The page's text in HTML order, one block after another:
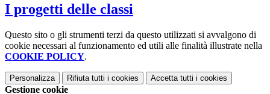
I progetti delle classi
Questo sito o gli strumenti terzi da questo utilizzati si avvalgono di
cookie necessari al funzionamento ed utili alle finalità illustrate nella
COOKIE POLICY.
Personalizza Rifiuta tutti i cookies Accetta tutti i cookies
Gestione cookie